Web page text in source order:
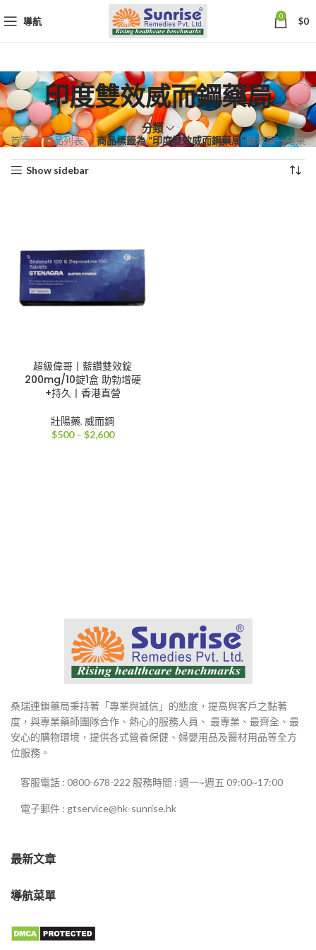
導航 0 $0
印度雙效威而鋼藥局
分類
首頁 商品列表 商品標籤為 “印度雙效威而鋼藥局”顯示單一結果
Show sidebar
超級偉哥丨藍鑽雙效錠
200mg/10錠1盒 助勃增硬
+持久丨香港直營
壯陽藥, 威而鋼
$500 – $2,600價
桑瑞連鎖藥局秉持著「專業與誠信」的態度，提高與客戶之黏著
度，與專業藥師團隊合作、熱心的服務人員、 最專業、最齊全、最
安心的購物環境，提供各式營養保健、婦嬰用品及醫材用品等全方
位服務。
客服電話 : 0800-678-222 服務時間 : 週一~週五 09:00~17:00
電子郵件 : gtservice@hk-sunrise.hk
最新文章
導航菜單